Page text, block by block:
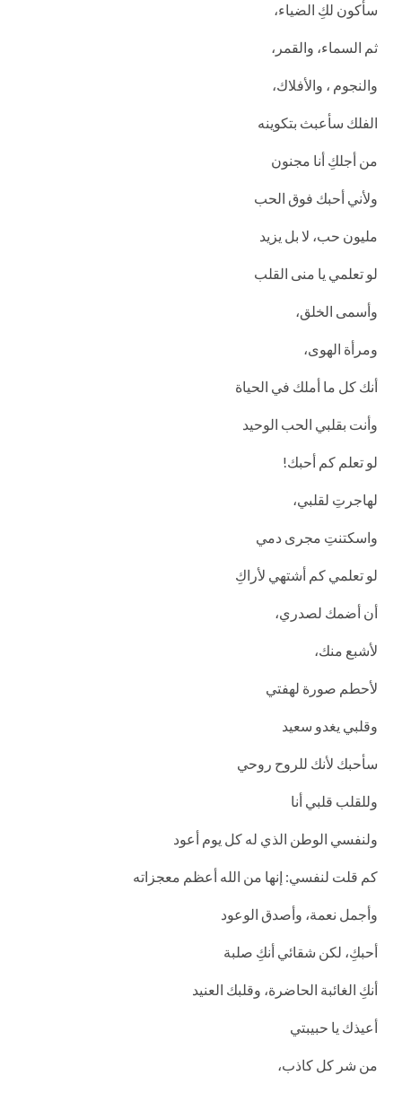
سأكون لكِ الضياء،
ثم السماء، والقمر،
والنجوم ، والأفلاك،
الفلك سأعبث بتكوينه
من أجلكِ أنا مجنون
ولأني أحبك فوق الحب
مليون حب، لا بل يزيد
لو تعلمي يا منى القلب
وأسمى الخلق،
ومرأة الهوى،
أنك كل ما أملك في الحياة
وأنت بقلبي الحب الوحيد
لو تعلم كم أحبك!
لهاجرتِ لقلبي،
واسكتنتِ مجرى دمي
لو تعلمي كم أشتهي لأراكِ
أن أضمك لصدري،
لأشبع منك،
لأحطم صورة لهفتي
وقلبي يغدو سعيد
سأحبك لأنك للروح روحي
وللقلب قلبي أنا
ولنفسي الوطن الذي له كل يوم أعود
كم قلت لنفسي: إنها من الله أعظم معجزاته
وأجمل نعمة، وأصدق الوعود
أحبكِ، لكن شقائي أنكِ صلبة
أنكِ الغائبة الحاضرة، وقلبك العنيد
أعيذك يا حبيبتي
من شر كل كاذب،